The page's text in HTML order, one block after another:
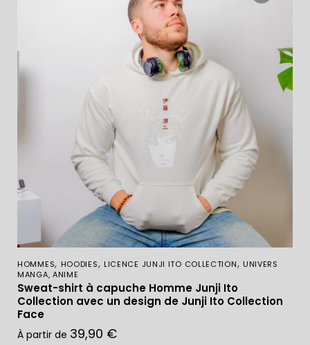
HOMMES, HOODIES, LICENCE JUNJI ITO COLLECTION, UNIVERS
MANGA, ANIME
Sweat-shirt à capuche Homme Junji Ito
Collection avec un design de Junji Ito Collection
Face
À partir de 39,90 €